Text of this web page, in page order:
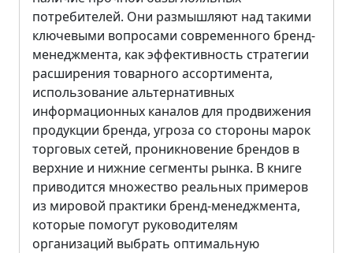
потребителей. Они размышляют над такими
ключевыми вопросами современного бренд-
менеджмента, как эффективность стратегии
расширения товарного ассортимента,
использование альтернативных
информационных каналов для продвижения
продукции бренда, угроза со стороны марок
торговых сетей, проникновение брендов в
верхние и нижние сегменты рынка. В книге
приводится множество реальных примеров
из мировой практики бренд-менеджмента,
которые помогут руководителям
организаций выбрать оптимальную